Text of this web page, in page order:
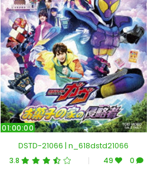
01:00:00
DSTD-21066 | n_618dstd21066
3.8 49 0